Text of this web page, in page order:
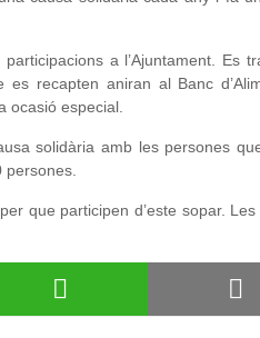
a l’Ajuntament. Es
recapten aniran al Banc
ocasió especial.
solidària amb les persones
persones.
que participen d’este sopar.